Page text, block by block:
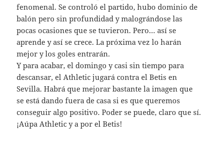
fenomenal. Se controló el partido, hubo dominio de
balón pero sin profundidad y malográndose las
pocas ocasiones que se tuvieron. Pero… así se
aprende y así se crece. La próxima vez lo harán
mejor y los goles entrarán.
Y para acabar, el domingo y casi sin tiempo para
descansar, el Athletic jugará contra el Betis en
Sevilla. Habrá que mejorar bastante la imagen que
se está dando fuera de casa si es que queremos
conseguir algo positivo. Poder se puede, claro que sí.
¡Aúpa Athletic y a por el Betis!